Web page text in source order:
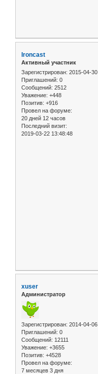
Ironcast
Активный участник
Зарегистрирован: 2015-04-30
Приглашений: 0
Сообщений: 2512
Уважение: +448
Позитив: +916
Провел на форуме:
20 дней 12 часов
Последний визит:
2019-03-22 13:48:48
xuser
Администратор
Зарегистрирован: 2014-04-06
Приглашений: 0
Сообщений: 12111
Уважение: +3655
Позитив: +4528
Провел на форуме:
7 месяцев 3 дня